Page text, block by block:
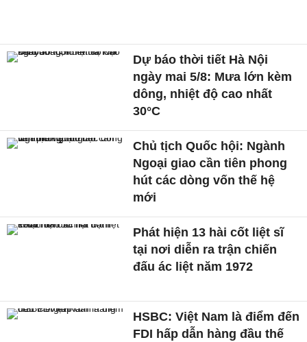
Dự báo thời tiết Hà Nội
ngày mai 5/8: Mưa lớn kèm
dông, nhiệt độ cao nhất
30°C
Chủ tịch Quốc hội: Ngành
Ngoại giao cần tiên phong
hút các dòng vốn thế hệ
mới
Phát hiện 13 hài cốt liệt sĩ
tại nơi diễn ra trận chiến
đấu ác liệt năm 1972
HSBC: Việt Nam là điểm đến
FDI hấp dẫn hàng đầu thế